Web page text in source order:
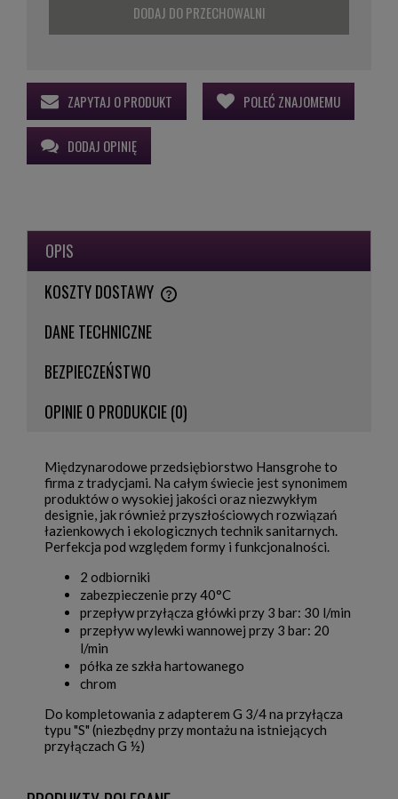
DODAJ DO PRZECHOWALNI
ZAPYTAJ O PRODUKT POLEĆ ZNAJOMEMU
DODAJ OPINIĘ
OPIS
KOSZTY DOSTAWY
CENA NIE ZAWIERA EWENTUALNYCH KOSZTÓW PŁATNOŚCI
DANE TECHNICZNE
BEZPIECZEŃSTWO
OPINIE O PRODUKCIE (0)
Międzynarodowe przedsiębiorstwo Hansgrohe to
firma z tradycjami. Na całym świecie jest synonimem
produktów o wysokiej jakości oraz niezwykłym
designie, jak również przyszłościowych rozwiązań
łazienkowych i ekologicznych technik sanitarnych.
Perfekcja pod względem formy i funkcjonalności.
2 odbiorniki
zabezpieczenie przy 40°C
przepływ przyłącza główki przy 3 bar: 30 l/min
przepływ wylewki wannowej przy 3 bar: 20
l/min
półka ze szkła hartowanego
chrom
Do kompletowania z adapterem G 3/4 na przyłącza
typu "S" (niezbędny przy montażu na istniejących
przyłączach G ½)